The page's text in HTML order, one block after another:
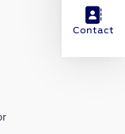
Contact